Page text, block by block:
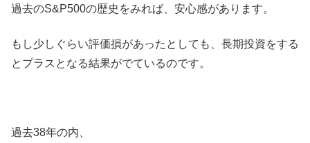
過去のS&P500の歴史をみれば、安心感があります。
もし少しぐらい評価損があったとしても、長期投資をする
とプラスとなる結果がでているのです。
過去38年の内、